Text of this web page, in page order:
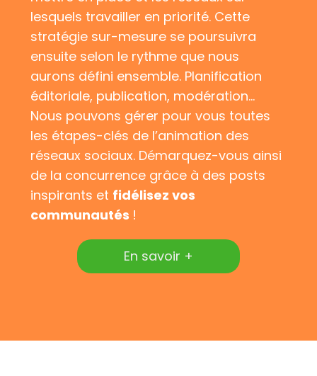
lesquels travailler en priorité. Cette
stratégie sur-mesure se poursuivra
ensuite selon le rythme que nous
aurons défini ensemble. Planification
éditoriale, publication, modération…
Nous pouvons gérer pour vous toutes
les étapes-clés de l’animation des
réseaux sociaux. Démarquez-vous ainsi
de la concurrence grâce à des posts
inspirants et fidélisez vos
communautés !
En savoir +